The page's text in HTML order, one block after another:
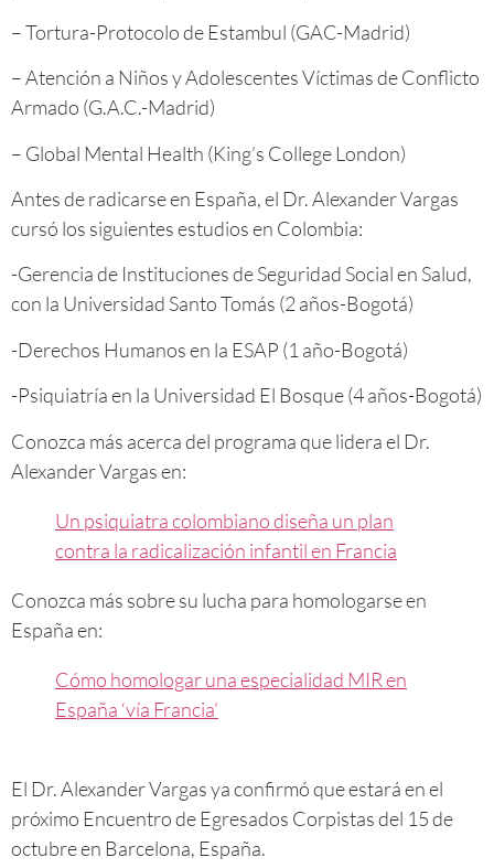
– Tortura-Protocolo de Estambul (GAC-Madrid)
– Atención a Niños y Adolescentes Víctimas de Conflicto
Armado (G.A.C.-Madrid)
– Global Mental Health (King’s College London)
Antes de radicarse en España, el Dr. Alexander Vargas
cursó los siguientes estudios en Colombia:
-Gerencia de Instituciones de Seguridad Social en Salud,
con la Universidad Santo Tomás (2 años-Bogotá)
-Derechos Humanos en la ESAP (1 año-Bogotá)
-Psiquiatría en la Universidad El Bosque (4 años-Bogotá)
Conozca más acerca del programa que lidera el Dr.
Alexander Vargas en:
Un psiquiatra colombiano diseña un plan
contra la radicalización infantil en Francia
Conozca más sobre su lucha para homologarse en
España en:
Cómo homologar una especialidad MIR en
España ‘vía Francia’
El Dr. Alexander Vargas ya confirmó que estará en el
próximo Encuentro de Egresados Corpistas del 15 de
octubre en Barcelona, España.